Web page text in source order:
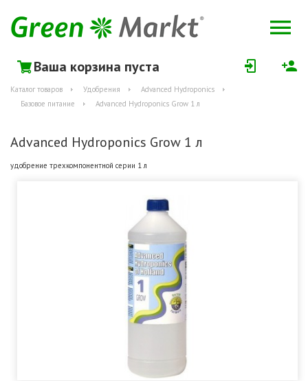
Ваша корзина пуста
Каталог товаров Удобрения
Advanced Hydroponics
Базовое питание
Advanced Hydroponics Grow 1 л
Advanced Hydroponics Grow 1 л
удобрение трехкомпонентной серии 1 л